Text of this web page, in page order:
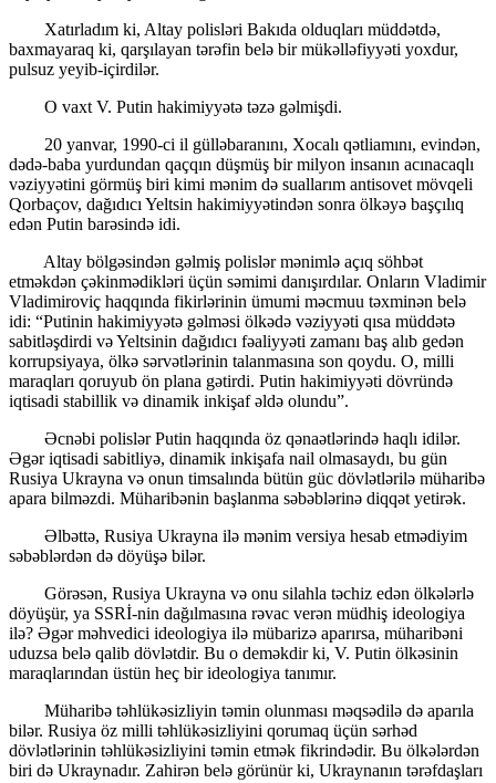
Xatırladım ki, Altay polisləri Bakıda olduqları müddətdə,
baxmayaraq ki, qarşılayan tərəfin belə bir mükəlləfiyyəti yoxdur,
pulsuz yeyib-içirdilər.
O vaxt V. Putin hakimiyyətə təzə gəlmişdi.
20 yanvar, 1990-ci il gülləbaranını, Xocalı qətliamını, evindən,
dədə-baba yurdundan qaçqın düşmüş bir milyon insanın acınacaqlı
vəziyyətini görmüş biri kimi mənim də suallarım antisovet mövqeli
Qorbaçov, dağıdıcı Yeltsin hakimiyyətindən sonra ölkəyə başçılıq
edən Putin barəsində idi.
Altay bölgəsindən gəlmiş polislər mənimlə açıq söhbət
etməkdən çəkinmədikləri üçün səmimi danışırdılar. Onların Vladimir
Vladimiroviç haqqında fikirlərinin ümumi məcmuu təxminən belə
idi: “Putinin hakimiyyətə gəlməsi ölkədə vəziyyəti qısa müddətə
sabitləşdirdi və Yeltsinin dağıdıcı fəaliyyəti zamanı baş alıb gedən
korrupsiyaya, ölkə sərvətlərinin talanmasına son qoydu. O, milli
maraqları qoruyub ön plana gətirdi. Putin hakimiyyəti dövründə
iqtisadi stabillik və dinamik inkişaf əldə olundu”.
Əcnəbi polislər Putin haqqında öz qənaətlərində haqlı idilər.
Əgər iqtisadi sabitliyə, dinamik inkişafa nail olmasaydı, bu gün
Rusiya Ukrayna və onun timsalında bütün güc dövlətlərilə müharibə
apara bilməzdi. Müharibənin başlanma səbəblərinə diqqət yetirək.
Əlbəttə, Rusiya Ukrayna ilə mənim versiya hesab etmədiyim
səbəblərdən də döyüşə bilər.
Görəsən, Rusiya Ukrayna və onu silahla təchiz edən ölkələrlə
döyüşür, ya SSRİ-nin dağılmasına rəvac verən müdhiş ideologiya
ilə? Əgər məhvedici ideologiya ilə mübarizə aparırsa, müharibəni
uduzsa belə qalib dövlətdir. Bu o deməkdir ki, V. Putin ölkəsinin
maraqlarından üstün heç bir ideologiya tanımır.
Müharibə təhlükəsizliyin təmin olunması məqsədilə də aparıla
bilər. Rusiya öz milli təhlükəsizliyini qorumaq üçün sərhəd
dövlətlərinin təhlükəsizliyini təmin etmək fikrindədir. Bu ölkələrdən
biri də Ukraynadır. Zahirən belə görünür ki, Ukraynanın tərəfdaşları